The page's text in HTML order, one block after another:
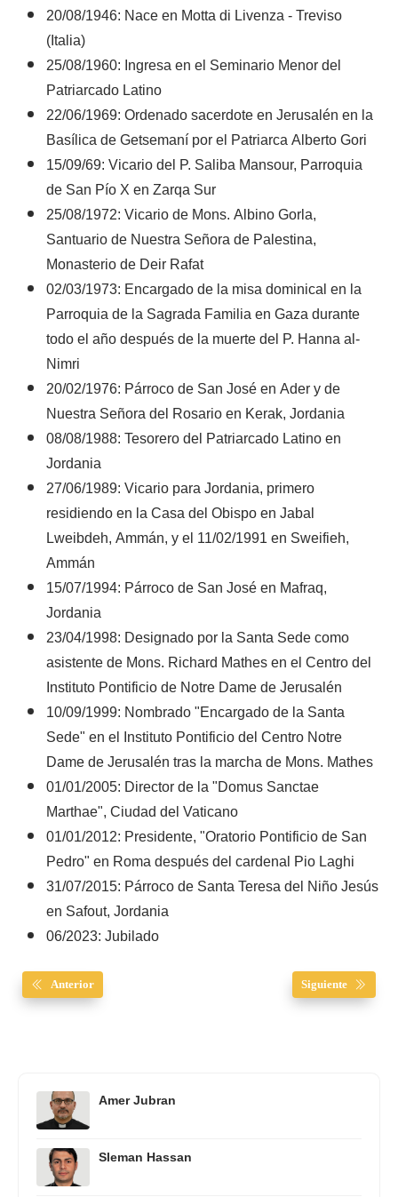
20/08/1946: Nace en Motta di Livenza - Treviso
(Italia)
25/08/1960: Ingresa en el Seminario Menor del
Patriarcado Latino
22/06/1969: Ordenado sacerdote en Jerusalén en la
Basílica de Getsemaní por el Patriarca Alberto Gori
15/09/69: Vicario del P. Saliba Mansour, Parroquia
de San Pío X en Zarqa Sur
25/08/1972: Vicario de Mons. Albino Gorla,
Santuario de Nuestra Señora de Palestina,
Monasterio de Deir Rafat
02/03/1973: Encargado de la misa dominical en la
Parroquia de la Sagrada Familia en Gaza durante
todo el año después de la muerte del P. Hanna al-
Nimri
20/02/1976: Párroco de San José en Ader y de
Nuestra Señora del Rosario en Kerak, Jordania
08/08/1988: Tesorero del Patriarcado Latino en
Jordania
27/06/1989: Vicario para Jordania, primero
residiendo en la Casa del Obispo en Jabal
Lweibdeh, Ammán, y el 11/02/1991 en Sweifieh,
Ammán
15/07/1994: Párroco de San José en Mafraq,
Jordania
23/04/1998: Designado por la Santa Sede como
asistente de Mons. Richard Mathes en el Centro del
Instituto Pontificio de Notre Dame de Jerusalén
10/09/1999: Nombrado "Encargado de la Santa
Sede" en el Instituto Pontificio del Centro Notre
Dame de Jerusalén tras la marcha de Mons. Mathes
01/01/2005: Director de la "Domus Sanctae
Marthae", Ciudad del Vaticano
01/01/2012: Presidente, "Oratorio Pontificio de San
Pedro" en Roma después del cardenal Pio Laghi
31/07/2015: Párroco de Santa Teresa del Niño Jesús
en Safout, Jordania
06/2023: Jubilado
Anterior Siguiente
Amer Jubran
Sleman Hassan